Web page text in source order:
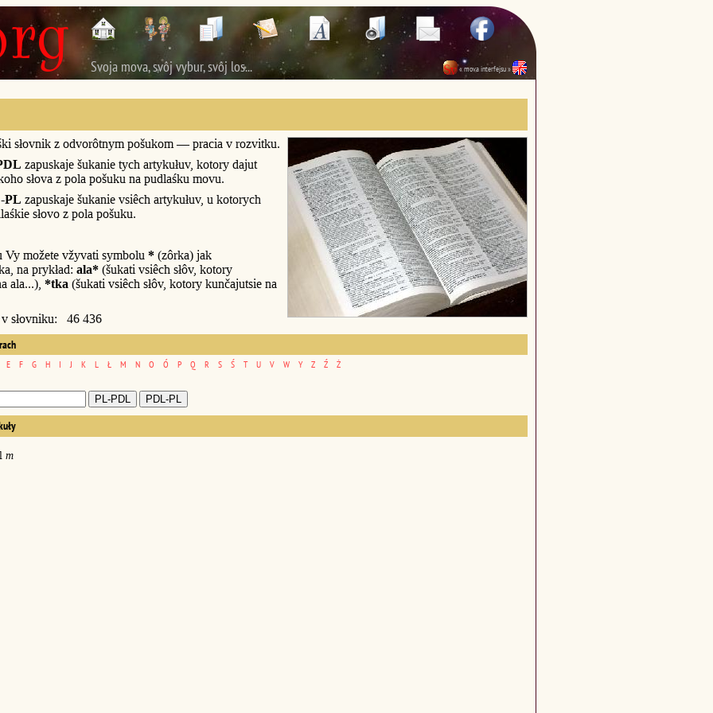
Svoja mova, svôj vybur, svôj los... « mova interfejsu »
słovnik z odvorôtnym pošukom — pracia v rozvitku.
zapuskaje šukanie tych artykułuv, kotory dajut
słova z pola pošuku na pudlaśku movu.
PL zapuskaje šukanie vsiêch artykułuv, u kotorych
słovo z pola pošuku.
Vy možete vžyvati symbolu * (zôrka) jak
na prykład: ala* (šukati vsiêch słôv, kotory
ala...), *tka (šukati vsiêch słôv, kotory kunčajutsie na
v słovniku: 46 436
E F G H I J K L Ł M N O Ó P Q R S Ś T U V W Y Z Ź Ż
m